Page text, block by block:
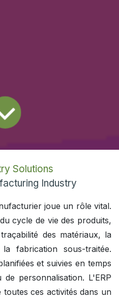
Solutions
Industry
joue un rôle vital.
cycle de vie des produits,
des matériaux, la
fabrication sous-traitée.
et suivies en temps
personnalisation. L'ERP
ces activités dans un